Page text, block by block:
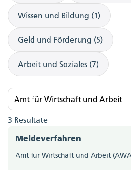
Wissen und Bildung (1)
Geld und Förderung (5)
Arbeit und Soziales (7)
Amt für Wirtschaft und Arbeit
Amt für Wirtschaft und Arbeit (3)
(0)
3 Resultate
Meldeverfahren
Amt für Wirtschaft und Arbeit